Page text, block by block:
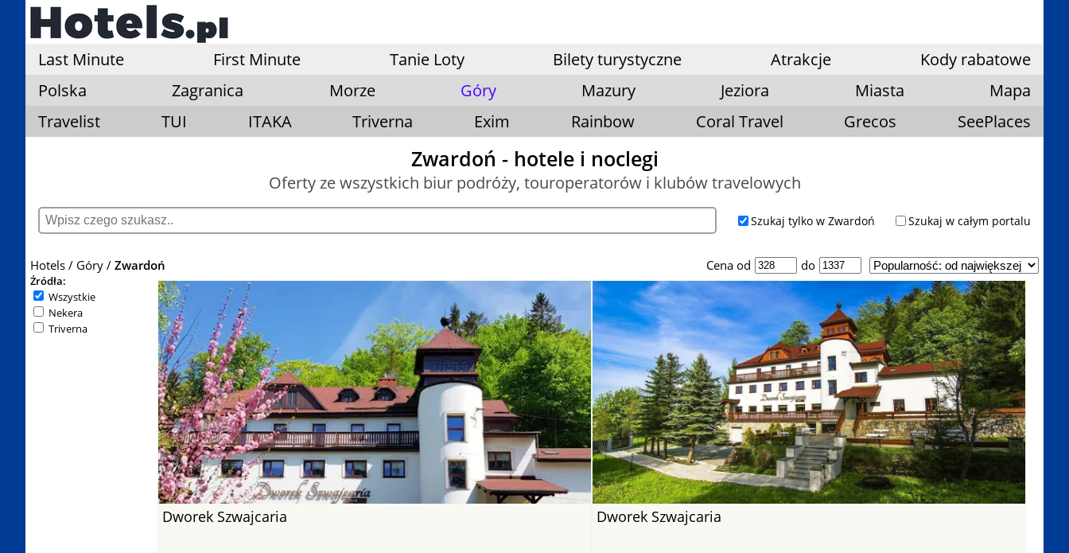
Last Minute First Minute Tanie Loty Bilety turystyczne Atrakcje
Kody rabatowe
Polska
Zagranica Morze Góry Mazury Jeziora Miasta
Mapa
Travelist
TUI ITAKA Triverna Exim Rainbow Coral Travel Grecos SeePlaces
Zwardoń - hotele i noclegi
Oferty ze wszystkich biur podróży, touroperatorów i klubów travelowych
Szukaj tylko w Zwardoń Szukaj w całym portalu
Hotels Góry Zwardoń Cena od do
Źródła:
Wszystkie
Nekera
Triverna
Dworek Szwajcaria Dworek Szwajcaria